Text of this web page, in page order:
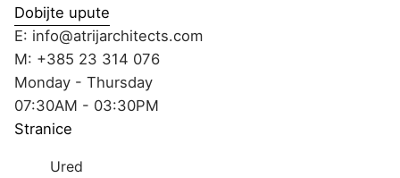
Dobijte upute
E: info@atrijarchitects.com
M: +385 23 314 076
Monday - Thursday
07:30AM - 03:30PM
Stranice
Ured